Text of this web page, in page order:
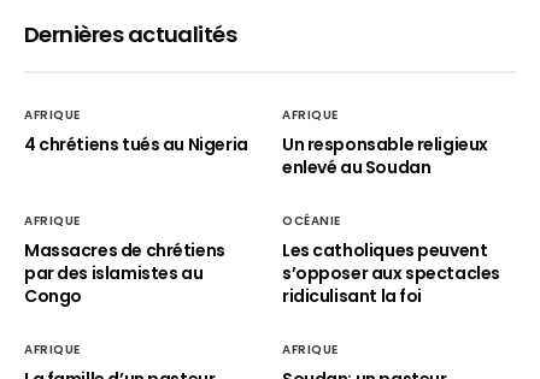
Dernières actualités
AFRIQUE
4 chrétiens tués au Nigeria
AFRIQUE
Un responsable religieux
enlevé au Soudan
AFRIQUE
Massacres de chrétiens
par des islamistes au
Congo
OCÉANIE
Les catholiques peuvent
s’opposer aux spectacles
ridiculisant la foi
AFRIQUE AFRIQUE